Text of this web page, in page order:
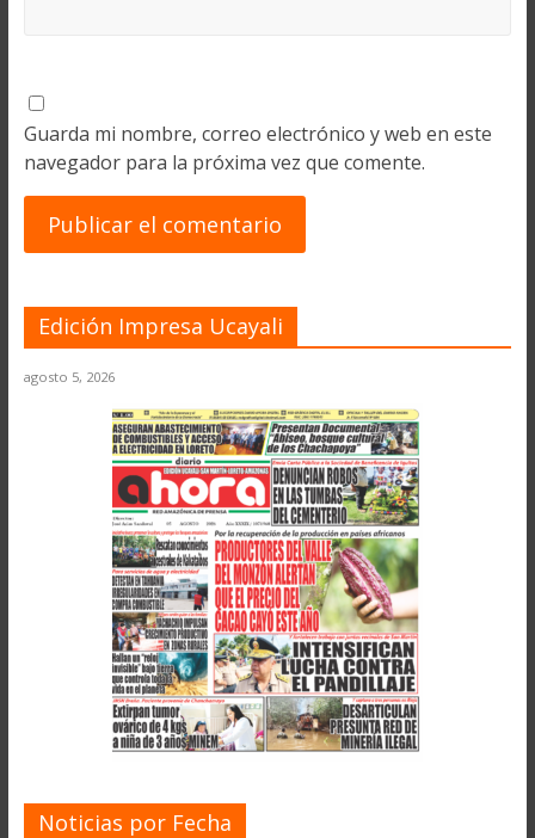
Guarda mi nombre, correo electrónico y web en este
navegador para la próxima vez que comente.
Edición Impresa Ucayali
agosto 5, 2026
Noticias por Fecha